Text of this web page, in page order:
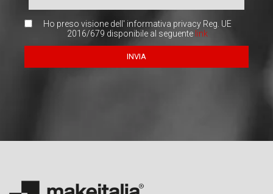
Ho preso visione dell' informativa privacy Reg. UE
2016/679 disponibile al seguente link